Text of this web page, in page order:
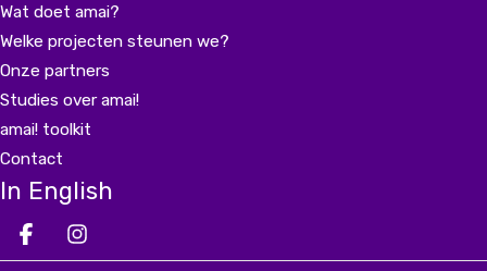
Wat doet amai?
Welke projecten steunen we?
Onze partners
Studies over amai!
amai! toolkit
Contact
In English
Deel op facebook
Deel op Instagram
Deel op LinkedIn